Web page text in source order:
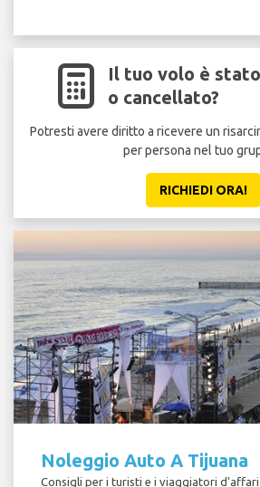
Il tuo volo è
o cancellato?
Potresti avere diritto a ricevere un
per persona nel tuo
RICHIEDI ORA!
Noleggio Auto A Tijuana
Consigli per i turisti e i viaggiatori d'affari